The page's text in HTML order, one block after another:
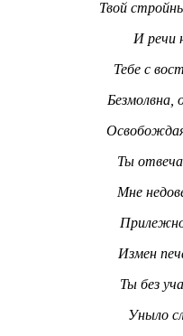
Твой
И речи
Тебе с
Безмолвна,
Освобождая
Ты
Мне
Измен
Ты без
Уныло